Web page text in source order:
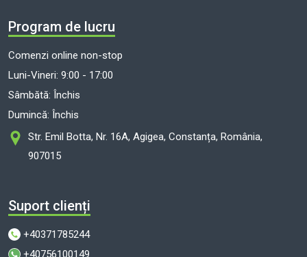
Program de lucru
Comenzi online non-stop
Luni-Vineri: 9:00 - 17:00
Sâmbătă: Închis
Dumincă: Închis
Str. Emil Botta, Nr. 16A, Agigea, Constanța, România,
907015
Suport clienți
+40371785244
+40756100149